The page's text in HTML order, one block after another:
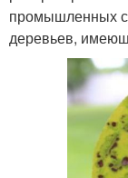
промышленных
деревьев,